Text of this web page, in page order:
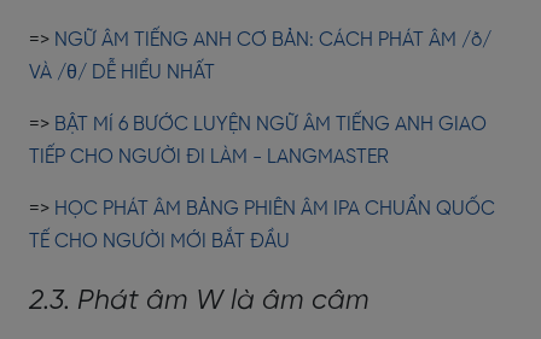
=> NGỮ ÂM TIẾNG ANH CƠ BẢN: CÁCH PHÁT ÂM /ð/
VÀ /θ/ DỄ HIỂU NHẤT
=> BẬT MÍ 6 BƯỚC LUYỆN NGỮ ÂM TIẾNG ANH GIAO
TIẾP CHO NGƯỜI ĐI LÀM - LANGMASTER
=> HỌC PHÁT ÂM BẢNG PHIÊN ÂM IPA CHUẨN QUỐC
TẾ CHO NGƯỜI MỚI BẮT ĐẦU
2.3. Phát âm W là âm câm